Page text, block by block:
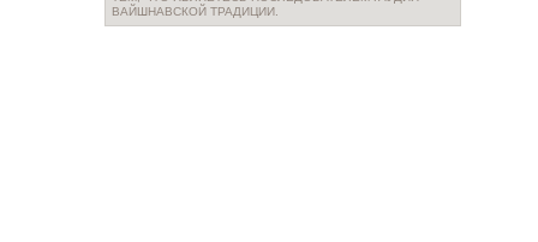
ВАЙШНАВСКОЙ ТРАДИЦИИ.